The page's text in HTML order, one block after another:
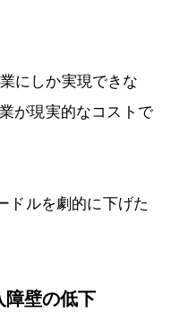
にしか実現できな
が現実的なコストで
ドルを劇的に下げた
障壁の低下